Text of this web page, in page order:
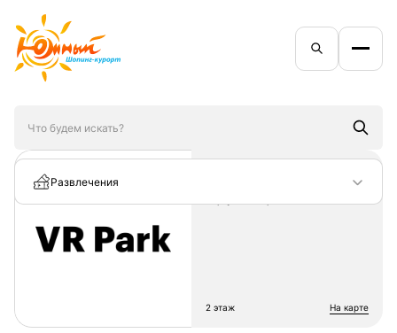
Развлечения
2 этаж на карте